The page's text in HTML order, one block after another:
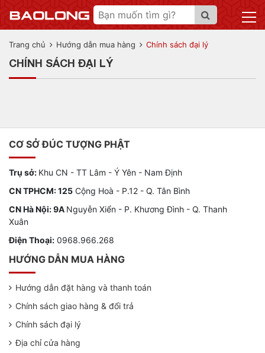
Trang chủ Hướng dẫn mua hàng Chính sách đại lý
CHÍNH SÁCH ĐẠI LÝ
CƠ SỞ ĐÚC TƯỢNG PHẬT
Trụ sở: Khu CN - TT Lâm - Ý Yên - Nam Định
CN TPHCM: 125 Cộng Hoà - P.12 - Q. Tân Bình
CN Hà Nội: 9A Nguyễn Xiển - P. Khương Đình - Q. Thanh
Xuân
Điện Thoại: 0968.966.268
HƯỚNG DẪN MUA HÀNG
Hướng dẫn đặt hàng và thanh toán
Chính sách giao hàng & đổi trả
Chính sách đại lý
Địa chỉ cửa hàng